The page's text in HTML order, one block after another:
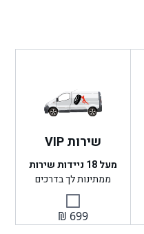
שירות VIP
מעל 18 ניידות שירות
ממתינות לך בדרכים
₪ 699